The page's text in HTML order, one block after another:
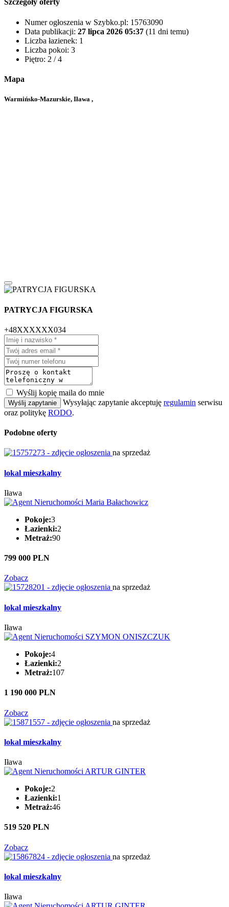
Szczegóły oferty
Numer ogłoszenia w Szybko.pl: 15763090
Data publikacji: 27 lipca 2026 05:37 (11 dni temu)
Liczba łazienek: 1
Liczba pokoi: 3
Piętro: 2 / 4
Mapa
Warmińsko-Mazurskie, Iława ,
PATRYCJA FIGURSKA
+48XXXXXX034
Wyślij kopię maila do mnie
Wyślij zapytanie Wysyłając zapytanie akceptuję regulamin serwisu
oraz politykę RODO.
Podobne oferty
na sprzedaż
lokal mieszkalny
Iława
Pokoje:3
Łazienki:2
Metraż:90
799 000 PLN
Zobacz
na sprzedaż
lokal mieszkalny
Iława
Pokoje:4
Łazienki:2
Metraż:107
1 190 000 PLN
Zobacz
na sprzedaż
lokal mieszkalny
Iława
Pokoje:2
Łazienki:1
Metraż:46
519 520 PLN
Zobacz
na sprzedaż
lokal mieszkalny
Iława